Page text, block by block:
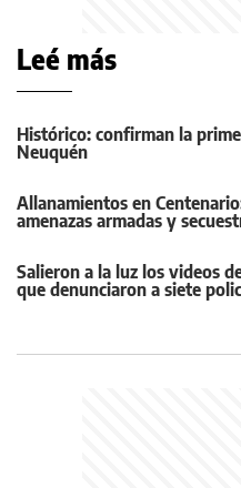
Leé más
Histórico: confirman la
Neuquén
Allanamientos en
amenazas armadas y
Salieron a la luz los videos
que denunciaron a siete